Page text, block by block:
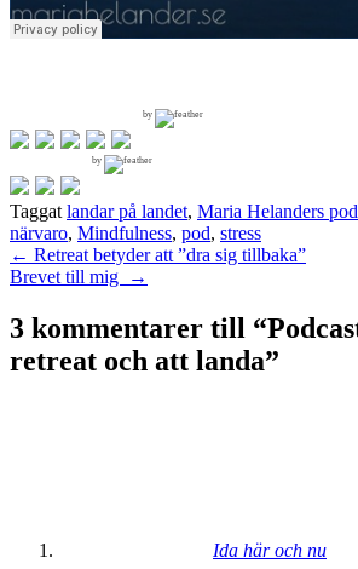
by
by
Taggat landar på landet, Maria Helanders
närvaro, Mindfulness, pod, stress
Inläggsnavigering
← Retreat betyder att ”dra sig tillbaka”
Brevet till mig
→
3 kommentarer till “
retreat och att landa”
Ida här och nu